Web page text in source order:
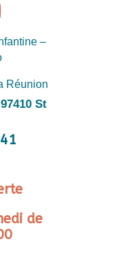
–
Réunion
St
de